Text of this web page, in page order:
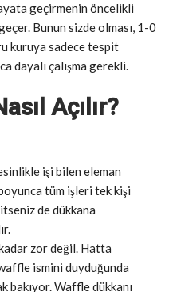
geçirmenin öncelikli
Bunun sizde olması, 1-0
kuruya sadece tespit
dayalı çalışma gerekli.
Açılır?
işi bilen eleman
tüm işleri tek kişi
de dükkana
zor değil. Hatta
ismini duyduğunda
bakıyor. Waffle dükkanı